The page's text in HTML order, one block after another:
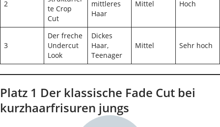
2
te Crop
Cut
mittleres
Haar
Mittel Hoch
3
Der freche
Undercut
Look
Dickes
Haar,
Teenager
Mittel Sehr hoch
Platz 1 Der klassische Fade Cut bei
kurzhaarfrisuren jungs